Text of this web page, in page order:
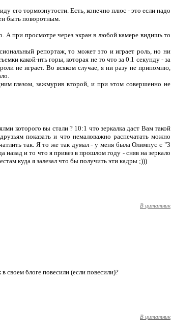
его тормознутости. Есть, конечно плюс - это если надо
быть поворотным.
А при просмотре через экран в любой камере видишь то
репортаж, то может это и играет роль, но ни
какой-нть горы, которая не то что за 0.1 секунду - за
не играет. Во всяком случае, я ни разу не припомню,
глазом, зажмурив второй, и при этом совершенно не
которого вы стали ? 10:1 что зеркалка даст Вам такой
показать и что немаловажно распечатать можно
так. Я то же так думал - у меня была Олимпус с "3
назад и то что я привез в прошлом году - сняв на зеркало
куда я залезал что бы получить эти кадры ;)))
В цитатник
своем блоге повесили (если повесили)?
В цитатник